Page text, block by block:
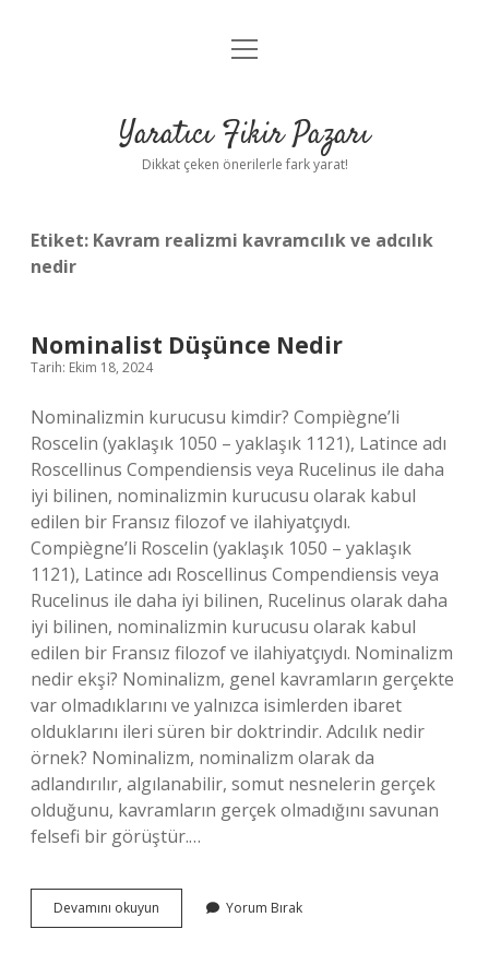
Anasayfa
Yasal Uyarı
menüyü
Yaratıcı Fikir Pazarı
Dikkat çeken önerilerle fark yarat!
Etiket: Kavram realizmi kavramcılık ve adcılık
nedir
Nominalist Düşünce Nedir
Tarih: Ekim 18, 2024
Nominalizmin kurucusu kimdir? Compiègne’li
Roscelin (yaklaşık 1050 – yaklaşık 1121), Latince adı
Roscellinus Compendiensis veya Rucelinus ile daha
iyi bilinen, nominalizmin kurucusu olarak kabul
edilen bir Fransız filozof ve ilahiyatçıydı.
Compiègne’li Roscelin (yaklaşık 1050 – yaklaşık
1121), Latince adı Roscellinus Compendiensis veya
Rucelinus ile daha iyi bilinen, Rucelinus olarak daha
iyi bilinen, nominalizmin kurucusu olarak kabul
edilen bir Fransız filozof ve ilahiyatçıydı. Nominalizm
nedir ekşi? Nominalizm, genel kavramların gerçekte
var olmadıklarını ve yalnızca isimlerden ibaret
olduklarını ileri süren bir doktrindir. Adcılık nedir
örnek? Nominalizm, nominalizm olarak da
adlandırılır, algılanabilir, somut nesnelerin gerçek
olduğunu, kavramların gerçek olmadığını savunan
felsefi bir görüştür.…
Devamını okuyun Nominalist
Düşünce
Yorum Bırak